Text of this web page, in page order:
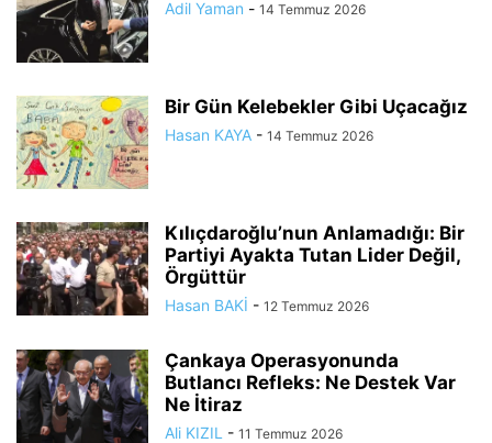
Adil Yaman - 14 Temmuz 2026
Bir Gün Kelebekler Gibi Uçacağız
Hasan KAYA - 14 Temmuz 2026
Kılıçdaroğlu’nun Anlamadığı: Bir
Partiyi Ayakta Tutan Lider Değil,
Örgüttür
Hasan BAKİ - 12 Temmuz 2026
Çankaya Operasyonunda
Butlancı Refleks: Ne Destek Var
Ne İtiraz
Ali KIZIL - 11 Temmuz 2026